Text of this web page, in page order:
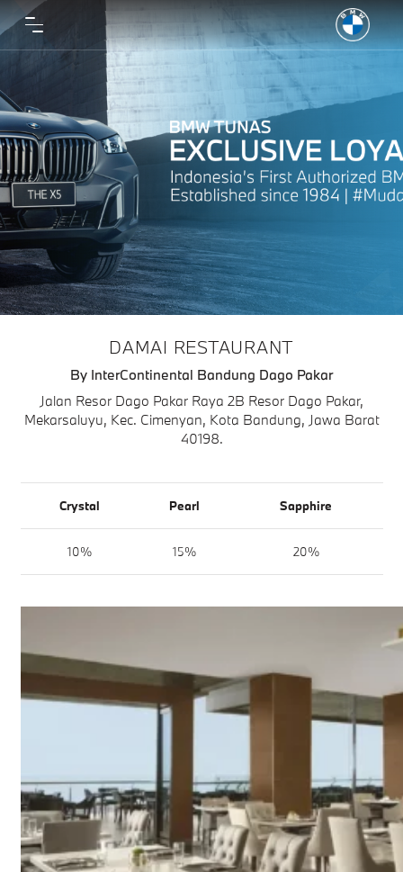
DAMAI RESTAURANT
By InterContinental Bandung Dago Pakar
Jalan Resor Dago Pakar Raya 2B Resor Dago Pakar,
Mekarsaluyu, Kec. Cimenyan, Kota Bandung, Jawa Barat
40198.
Crystal Pearl Sapphire
10% 15% 20%